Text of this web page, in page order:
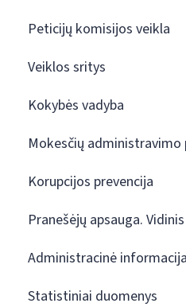
Peticijų komisijos veikla
Veiklos sritys
Kokybės vadyba
Mokesčių administravimo
Korupcijos prevencija
Pranešėjų apsauga.
Administracinė informacija
Statistiniai duomenys